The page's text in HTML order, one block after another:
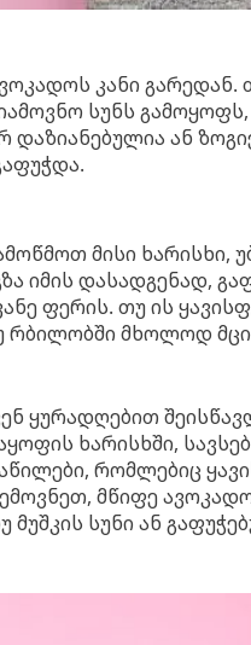
კანი გარედან.
სუნს გამოყოფს,
ან
მისი ხარისხი,
იმის დასადგენად,
ფერის. თუ ის
რბილობში მხოლოდ
ყურადღებით
ხარისხში,
რომლებიც
მწიფე
სუნი ან